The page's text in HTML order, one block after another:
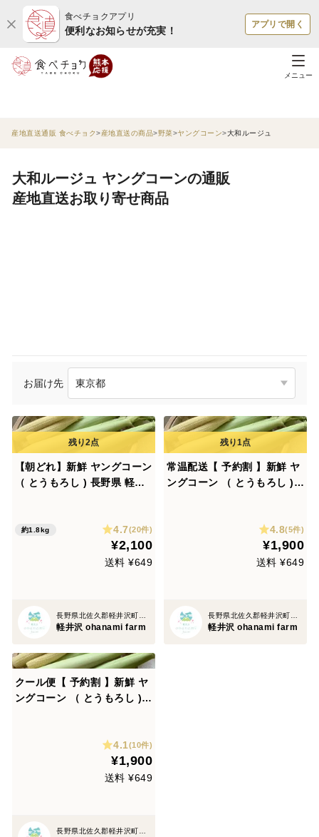
食べチョクアプリ
便利なお知らせが充実！
アプリで開く
メニュー
産地直送通販 食べチョク 産地直送の商品 野菜 ヤングコーン 大和ルージュ
大和ルージュ ヤングコーンの通販
産地直送お取り寄せ商品
お届け先
【朝どれ】新鮮 ヤングコーン
（ とうもろし ) 長野県 軽井
約1.8kg 4.7(20件)
¥2,100
送料 ¥649
軽井沢 ohanami farm
常温配送【 予約割 】新鮮 ヤ
ングコーン （ とうもろし )
4.8(5件)
¥1,900
送料 ¥649
軽井沢 ohanami farm
クール便【 予約割 】新鮮 ヤ
ングコーン （ とうもろし )
4.1(10件)
¥1,900
送料 ¥649
長野県北佐久郡軽井沢町長倉